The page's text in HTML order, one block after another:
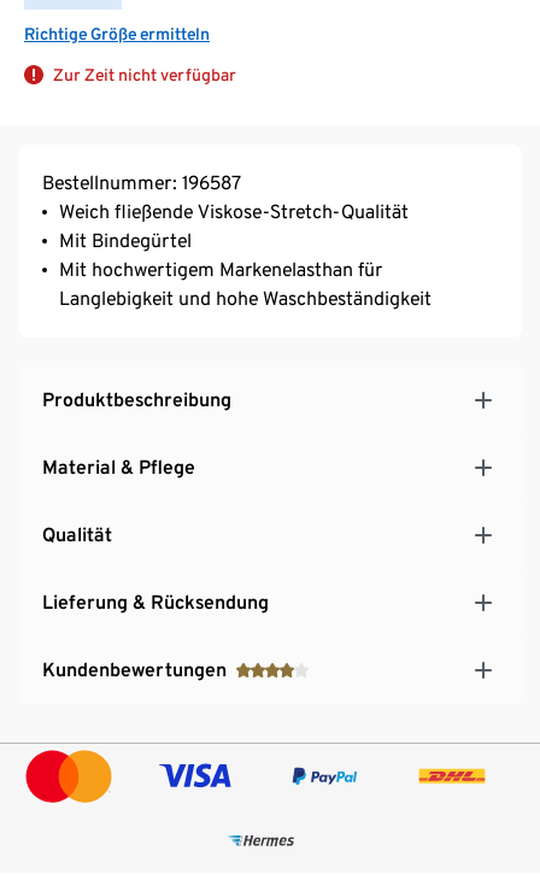
Richtige Größe ermitteln
Zur Zeit nicht verfügbar
Bestellnummer: 196587
Weich fließende Viskose-Stretch-Qualität
Mit Bindegürtel
Mit hochwertigem Markenelasthan für
Langlebigkeit und hohe Waschbeständigkeit
Produktbeschreibung
Material & Pflege
Qualität
Lieferung & Rücksendung
Kundenbewertungen